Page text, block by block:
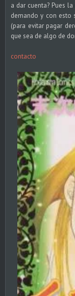
a dar cuenta? Pues
demando y con esto
(para evitar pagar
que sea de algo de
contacto